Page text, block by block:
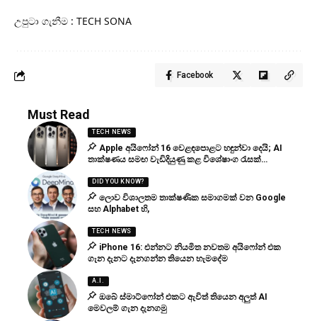
උපුටා ගැනීම : TECH SONA
Facebook
Must Read
TECH NEWS
Apple අයිෆෝන් 16 වෙළඳපොළට හඳුන්වා දෙයි; AI
තාක්ෂණය සමඟ වැඩිදියුණු කළ විශේෂාංග රැසක්…
DID YOU KNOW?
ලොව විශාලතම තාක්ෂණික සමාගමක් වන Google
සහ Alphabet හි,
TECH NEWS
iPhone 16: එන්නට නියමිත නවතම අයිෆෝන් එක
ගැන දැනට දැනගන්න තියෙන හැමදේම
A.I.
ඔබේ ස්මාට්ෆෝන් එකට ඇවිත් තියෙන අලුත් AI
මෙවලම් ගැන දැනගමු